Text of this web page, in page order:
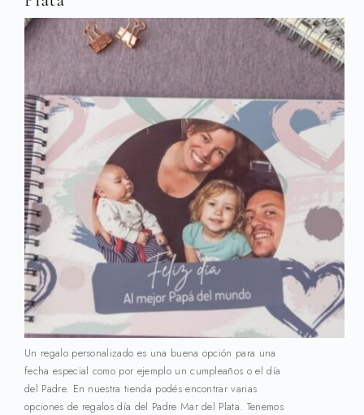
Un regalo personalizado es una buena opción para una
fecha especial como por ejemplo un cumpleaños o el día
del Padre. En nuestra tienda podés encontrar varias
opciones de regalos día del Padre Mar del Plata. Tenemos